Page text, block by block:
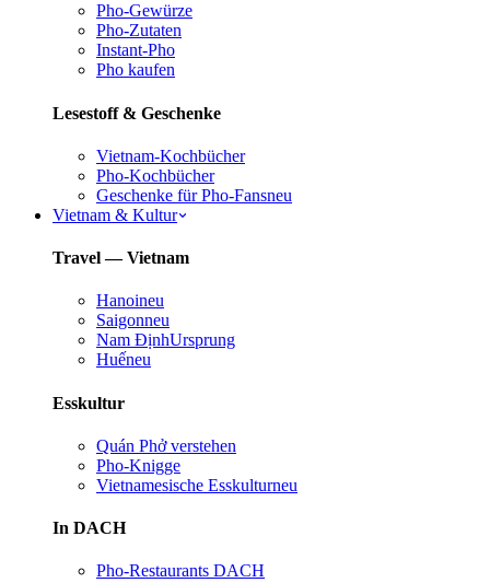
Pho-Gewürze
Pho-Zutaten
Instant-Pho
Pho kaufen
Lesestoff & Geschenke
Vietnam-Kochbücher
Pho-Kochbücher
Geschenke für Pho-Fansneu
Vietnam & Kultur
Travel — Vietnam
Hanoineu
Saigonneu
Nam ĐịnhUrsprung
Huếneu
Esskultur
Quán Phở verstehen
Pho-Knigge
Vietnamesische Esskulturneu
In DACH
Pho-Restaurants DACH